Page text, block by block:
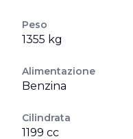
Peso
1355 kg
Alimentazione
Benzina
Cilindrata
1199 cc